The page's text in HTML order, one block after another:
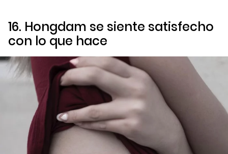
16. Hongdam se siente satisfecho
con lo que hace